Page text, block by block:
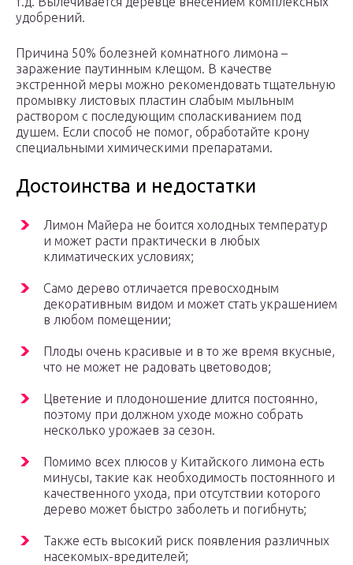
удобрений.
Причина 50% болезней комнатного лимона –
заражение паутинным клещом. В качестве
экстренной меры можно рекомендовать тщательную
промывку листовых пластин слабым мыльным
раствором с последующим споласкиванием под
душем. Если способ не помог, обработайте крону
специальными химическими препаратами.
Достоинства и недостатки
Лимон Майера не боится холодных температур
и может расти практически в любых
климатических условиях;
Само дерево отличается превосходным
декоративным видом и может стать украшением
в любом помещении;
Плоды очень красивые и в то же время вкусные,
что не может не радовать цветоводов;
Цветение и плодоношение длится постоянно,
поэтому при должном уходе можно собрать
несколько урожаев за сезон.
Помимо всех плюсов у Китайского лимона есть
минусы, такие как необходимость постоянного и
качественного ухода, при отсутствии которого
дерево может быстро заболеть и погибнуть;
Также есть высокий риск появления различных
насекомых-вредителей;